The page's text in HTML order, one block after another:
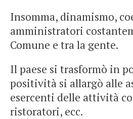
Insomma, dinamismo,
amministratori
Comune e tra la gente.
Il paese si trasformò in
positività si allargò alle
esercenti delle attività
ristoratori, ecc.